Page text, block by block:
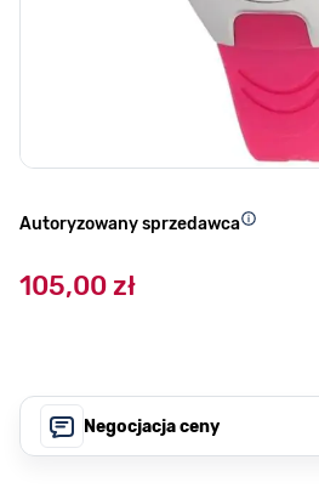
Autoryzowany sprzedawca
105,00 zł
Negocjacja ceny